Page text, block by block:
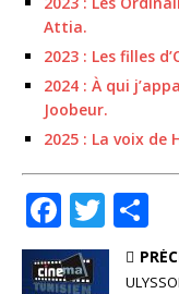
Attia.
2023 : Les filles
2024 : À qui
Joobeur.
2025 : La voix de
F
a
c
T
w
it